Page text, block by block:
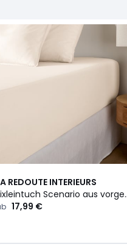
REDOUTE INTERIEURS
Fixleintuch Scenario
17,99 €